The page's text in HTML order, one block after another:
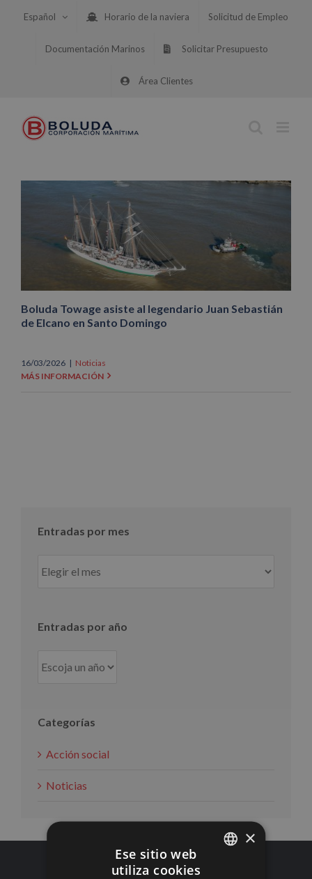
Español Horario de la naviera Solicitud de Empleo
Documentación Marinos Solicitar Presupuesto
Área Clientes
Boluda Towage asiste al legendario Juan Sebastián
de Elcano en Santo Domingo
16/03/2026 | Noticias
MÁS INFORMACIÓN
Entradas por mes
por
Entradas por año
Categorías
Acción social
Noticias
×
Ese sitio web
utiliza cookies